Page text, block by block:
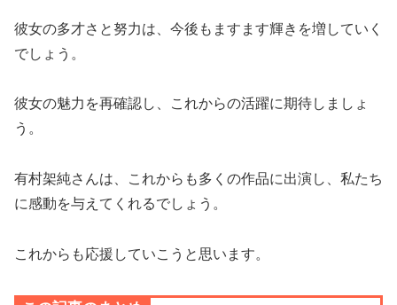
彼女の多才さと努力は、今後もますます輝きを増していく
でしょう。
彼女の魅力を再確認し、これからの活躍に期待しましょ
う。
有村架純さんは、これからも多くの作品に出演し、私たち
に感動を与えてくれるでしょう。
これからも応援していこうと思います。